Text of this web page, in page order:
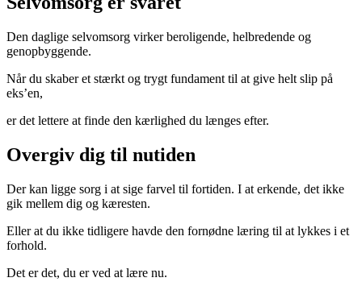
Den daglige selvomsorg virker beroligende, helbredende og
genopbyggende.
Når du skaber et stærkt og trygt fundament til at give helt slip på
eks’en,
er det lettere at finde den kærlighed du længes efter.
Overgiv dig til nutiden
Der kan ligge sorg i at sige farvel til fortiden. I at erkende, det ikke
gik mellem dig og kæresten.
Eller at du ikke tidligere havde den fornødne læring til at lykkes i et
forhold.
Det er det, du er ved at lære nu.